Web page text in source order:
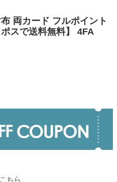
両カード フルポイント
スで送料無料】 4FA
ちら